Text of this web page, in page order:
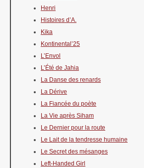
Henri
Histoires d’A.
Kika
Kontinental’25
L’Envol
L’Été de Jahia
La Danse des renards
La Dérive
La Fiancée du poète
La Vie après Siham
Le Dernier pour la route
Le Lait de la tendresse humaine
Le Secret des mésanges
Left-Handed Girl